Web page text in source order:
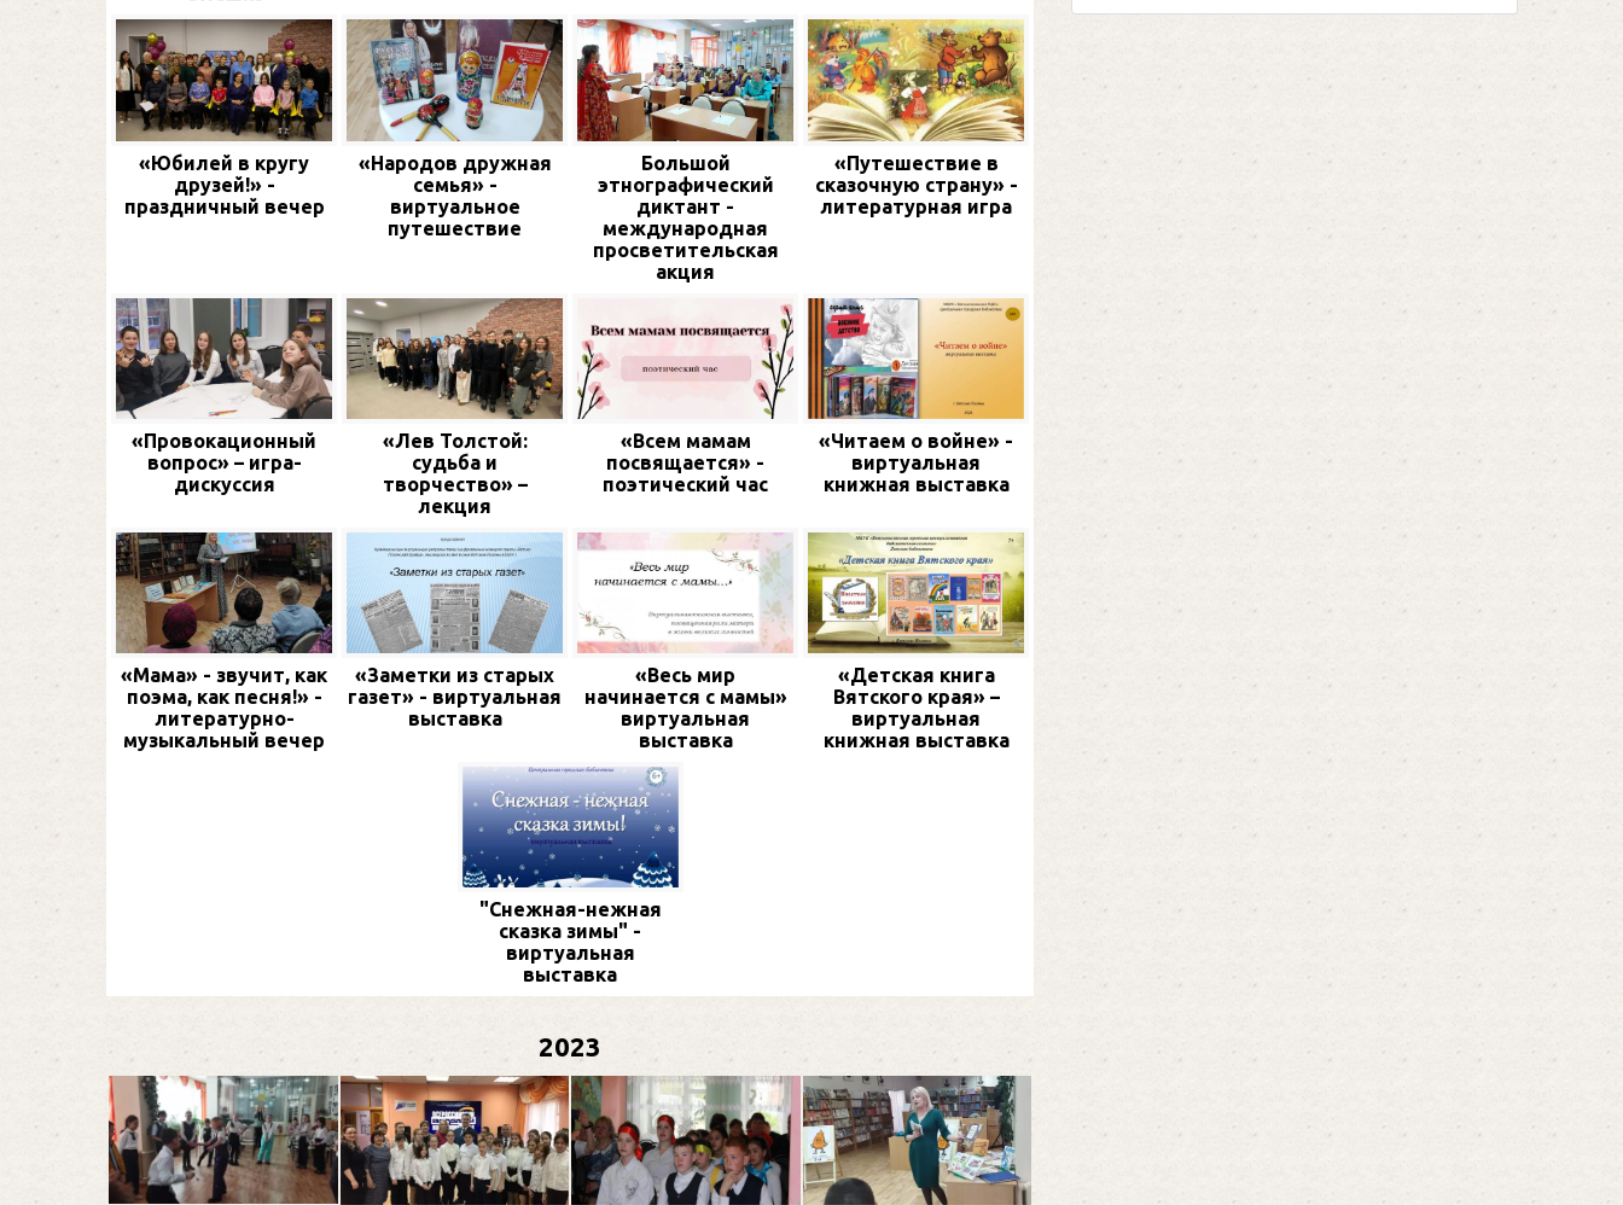
«Юбилей в кругу
друзей!» -
праздничный вечер
«Народов дружная
семья» -
виртуальное
путешествие
Большой
этнографический
диктант -
международная
просветительская
акция
«Путешествие в
сказочную страну» -
литературная игра
«Провокационный
вопрос» – игра-
дискуссия
«Лев Толстой:
судьба и
творчество» –
лекция
«Всем мамам
посвящается» -
поэтический час
«Читаем о войне» -
виртуальная
книжная выставка
«Мама» - звучит, как
поэма, как песня!» -
литературно-
музыкальный вечер
«Заметки из старых
газет» - виртуальная
выставка
«Весь мир
начинается с мамы»
виртуальная
выставка
«Детская книга
Вятского края» –
виртуальная
книжная выставка
"Снежная-нежная
сказка зимы" -
виртуальная
выставка
2023